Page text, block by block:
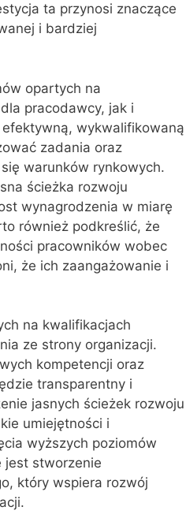
ta przynosi znaczące
i bardziej
opartych na
pracodawcy, jak i
wykwalifikowaną
zadania oraz
warunków rynkowych.
ścieżka rozwoju
wynagrodzenia w miarę
również podkreślić, że
pracowników wobec
że ich zaangażowanie i
na kwalifikacjach
ze strony organizacji.
kompetencji oraz
transparentny i
jasnych ścieżek rozwoju
umiejętności i
wyższych poziomów
jest stworzenie
który wspiera rozwój